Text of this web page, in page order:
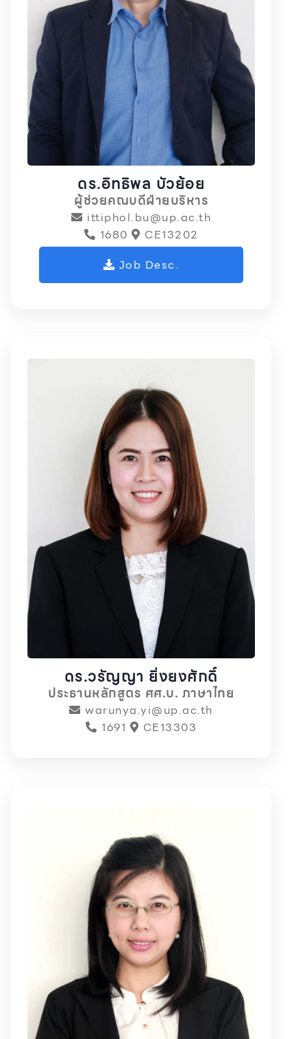
ดร.อิทธิพล บัวย้อย
ผู้ช่วยคณบดีฝ่ายบริหาร
ittiphol.bu@up.ac.th
1680
CE13202
Job Desc.
ดร.วรัญญา ยิ่งยงศักดิ์
ประธานหลักสูตร ศศ.บ. ภาษาไทย
warunya.yi@up.ac.th
1691
CE13303